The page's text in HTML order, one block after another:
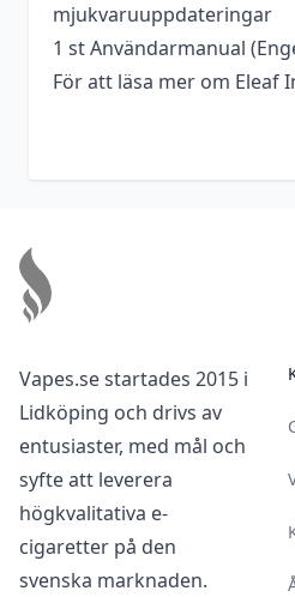
mjukvaruuppdateringar
1 st Användarmanual
För att läsa mer om Eleaf
Vapes.se startades 2015 i
Lidköping och drivs av
entusiaster, med mål och
syfte att leverera
högkvalitativa e-
cigaretter på den
svenska marknaden.